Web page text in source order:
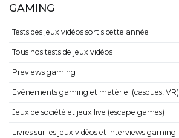
GAMING
Tests des jeux vidéos sortis cette année
Tous nos tests de jeux vidéos
Previews gaming
Evénements gaming et matériel (casques, VR)
Jeux de société et jeux live (escape games)
Livres sur les jeux vidéos et interviews gaming